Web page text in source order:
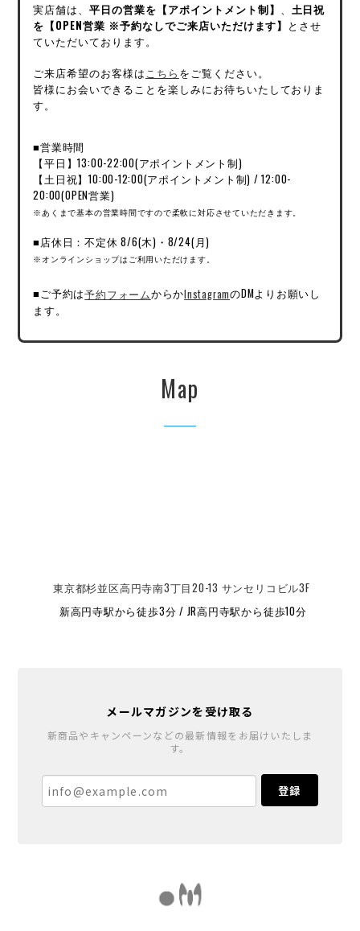
実店舗は、平日の営業を【アポイントメント制】 、 土日祝
を【OPEN営業 ※予約なしでご来店いただけます】 とさせ
ていただいております。
ご来店希望のお客様はこちら をご覧ください。
皆様にお会いできることを楽しみにお待ちいたしておりま
す。
■営業時間
【平日】13:00-22:00(アポイントメント制)
【土日祝】10:00-12:00(アポイントメント制) / 12:00-
20:00(OPEN営業)
※あくまで基本の営業時間ですので柔軟に対応させていただきます。
■店休日：不定休 8/6(木)・8/24(月)
※オンラインショップはご利用いただけます。
■ご予約は予約フォームからかInstagramのDMよりお願いし
ます。
Map
東京都杉並区高円寺南3丁目20-13 サンセリコビル3F
新高円寺駅から徒歩3分 / JR高円寺駅から徒歩10分
メールマガジンを受け取る
新商品やキャンペーンなどの最新情報をお届けいたしま
す。
登録